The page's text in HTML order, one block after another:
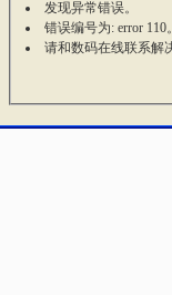
发现异常错误。
错误编号为: error 110
请和数码在线联系解